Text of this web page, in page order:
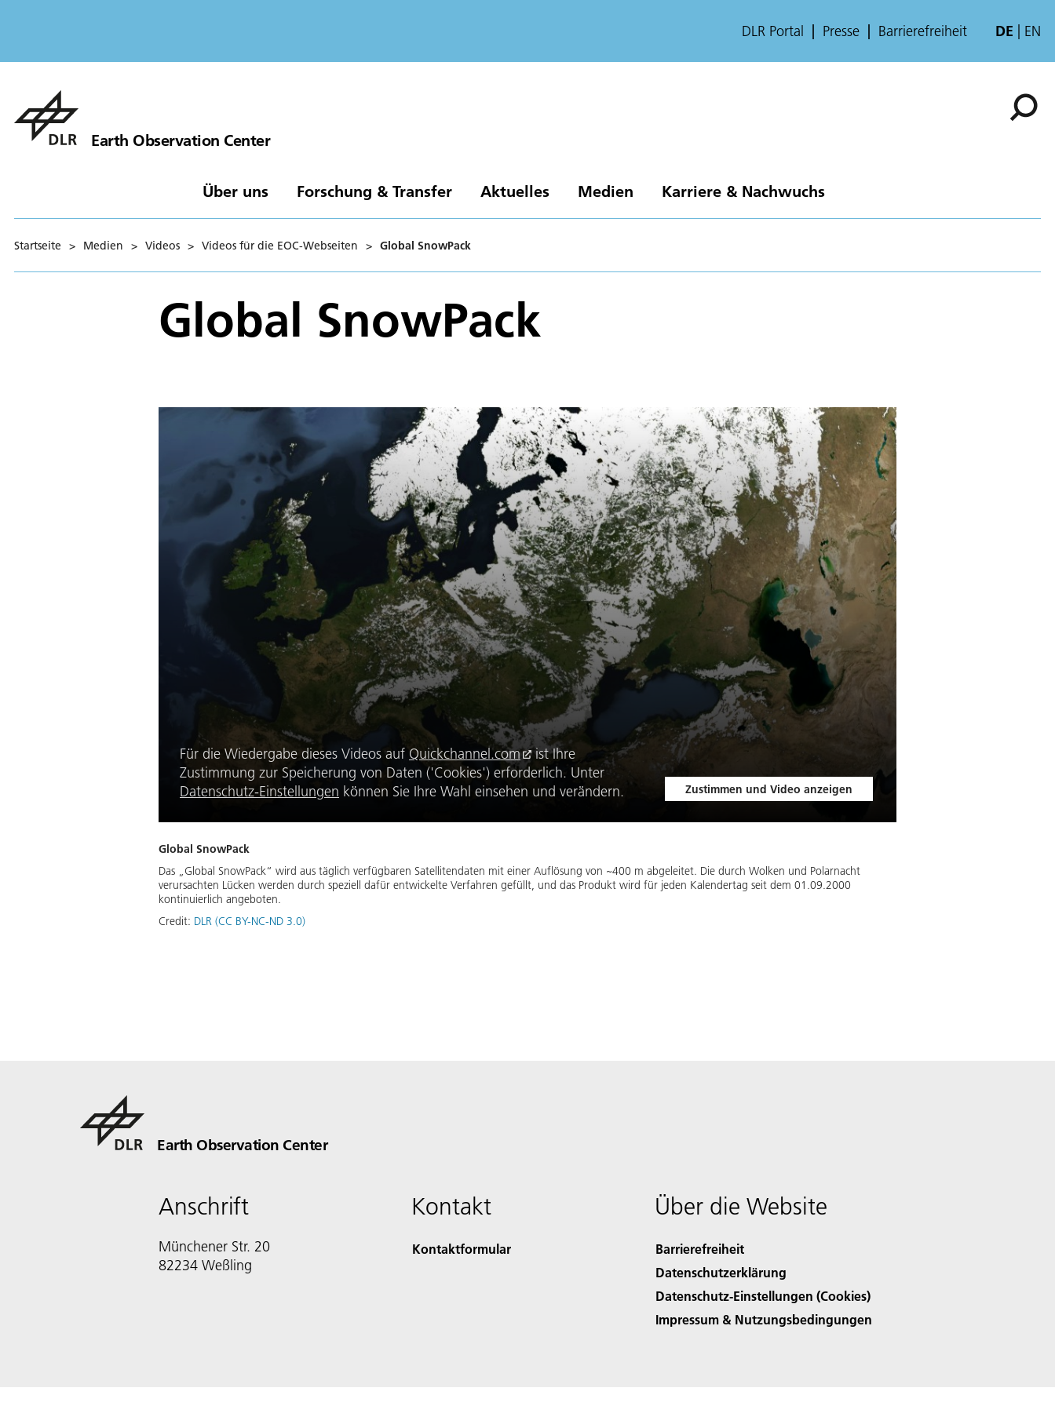
DLR Portal Presse Barrierefreiheit DE EN
Earth Observation Center
Über uns Forschung & Transfer Aktuelles Medien Karriere & Nachwuchs
Startseite > Medien > Videos > Videos für die EOC-Webseiten > Global SnowPack
Global SnowPack
Für die Wiedergabe dieses Videos aufQuickchannel.com
ist Ihre
Zustimmung zur Speicherung von Daten ('Cookies') erforderlich. Unter
Datenschutz-Einstellungen können Sie Ihre Wahl einsehen und verändern. Zustimmen und Video anzeigen
Global SnowPack
Das „Global SnowPack“ wird aus täglich verfügbaren Satellitendaten mit einer Auflösung von ~400 m abgeleitet. Die durch Wolken und Polarnacht
verursachten Lücken werden durch speziell dafür entwickelte Verfahren gefüllt, und das Produkt wird für jeden Kalendertag seit dem 01.09.2000
kontinuierlich angeboten.
Credit: DLR (CC BY-NC-ND 3.0)
Earth Observation Center
Anschrift
Münchener Str. 20
Kontakt
Kontaktformular
Über die Website
Barrierefreiheit
Datenschutzerklärung
Datenschutz-Einstellungen (Cookies)
Impressum & Nutzungsbedingungen